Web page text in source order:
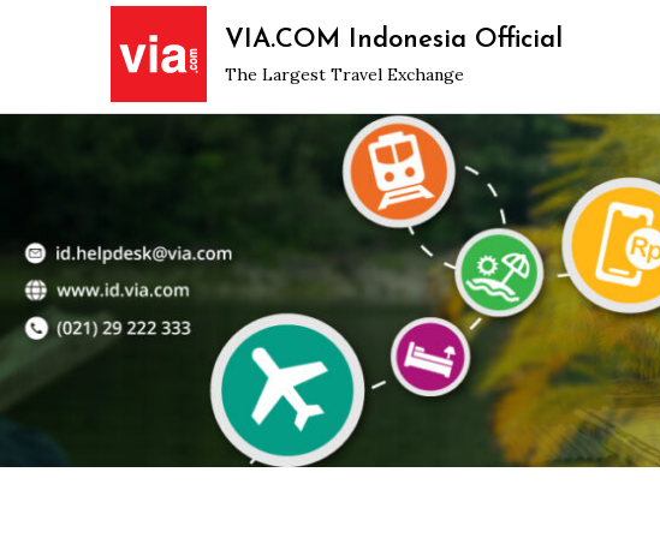
VIA.COM Indonesia Official
The Largest Travel Exchange